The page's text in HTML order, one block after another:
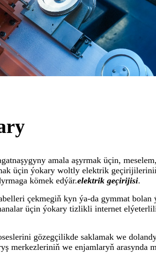
amala aşyrmak üçin,
üçin ýokary woltly elektrik
kömek edýär.elektrik geçirijisi.
çekmegiň kyn ýa-da gymmat bolan
üçin ýokary tizlikli internet
gözegçilikde saklamak we
merkezleriniň we enjamlaryň arasynda